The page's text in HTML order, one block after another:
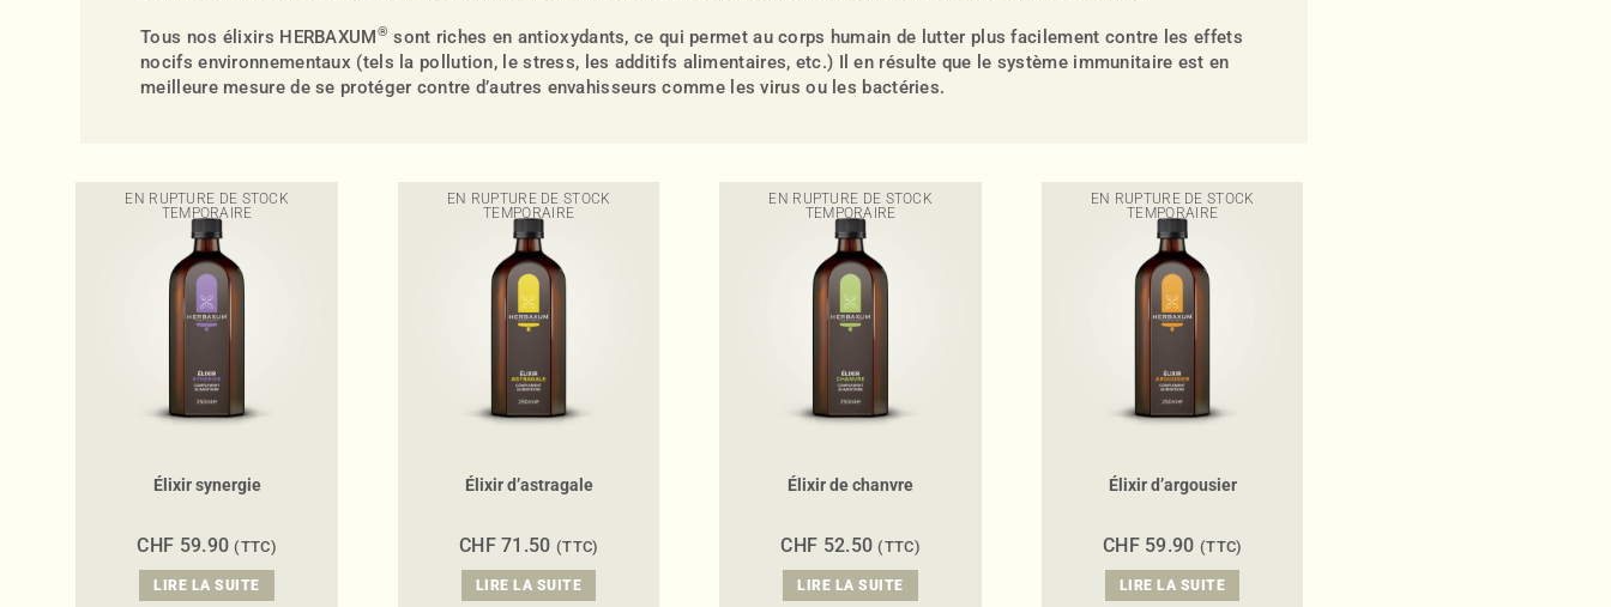
Tous nos élixirs HERBAXUM® sont riches en antioxydants, ce qui permet au corps humain de lutter plus facilement contre les effets
nocifs environnementaux (tels la pollution, le stress, les additifs alimentaires, etc.) Il en résulte que le système immunitaire est en
meilleure mesure de se protéger contre d’autres envahisseurs comme les virus ou les bactéries.
EN RUPTURE DE STOCK
TEMPORAIRE
Élixir synergie
CHF 59.90 (TTC)
LIRE LA SUITE
EN RUPTURE DE STOCK
TEMPORAIRE
Élixir d’astragale
CHF71.50 (TTC)
LIRE LA SUITE
EN RUPTURE DE STOCK
TEMPORAIRE
Élixir de chanvre
CHF 52.50 (TTC)
LIRE LA SUITE
EN RUPTURE DE STOCK
TEMPORAIRE
Élixir d’argousier
CHF59.90 (TTC)
LIRE LA SUITE